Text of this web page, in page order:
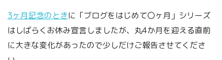
3ヶ月記念のときに「ブログをはじめて〇ヶ月」シリーズ
はしばらくお休み宣言しましたが、丸4か月を迎える直前
に大きな変化があったので少しだけご報告させてくださ